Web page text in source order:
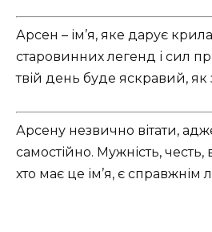
Арсен – ім’я, яке дарує
старовинних легенд і сил
твій день буде яскравий, як
Арсену незвично вітати,
самостійно. Мужність, честь,
хто має це ім’я, є справжнім